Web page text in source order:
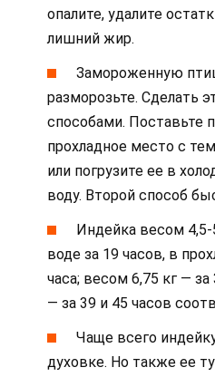
опалите, удалите
лишний жир.
Замороженную
разморозьте. Сделать
способами. Поставьте
прохладное место с
или погрузите ее в
воду. Второй способ
Индейка весом 4,5-
воде за 19 часов, в
часа; весом 6,75 кг — за
— за 39 и 45 часов
Чаще всего
духовке. Но также ее